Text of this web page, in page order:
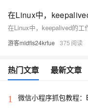
在Linux中，
在Linux中，keepalived的工
游客mldfis24krfue 375
热门文章 最新文章
1 微信小程序抓包教程